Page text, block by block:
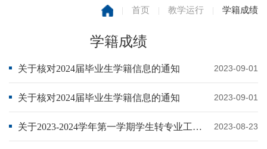
| 首页 | 教学运行 | 学籍成绩
学籍成绩
2023-09-01
关于核对2024届毕业生学籍信息的通知
2023-09-01
关于核对2024届毕业生学籍信息的通知
2023-08-23
关于2023-2024学年第一学期学生转专业工作的通知